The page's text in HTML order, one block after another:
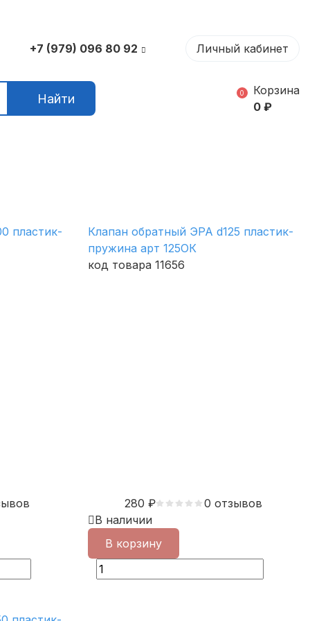
+7 (979) 096 80 92 Личный кабинет
Найти 0
Корзина
0 ₽
пластик-
Клапан обратный ЭРА d125 пластик-
пружина арт 125ОК
код товара 11656
280 ₽
0 отзывов
В наличии
В корзину